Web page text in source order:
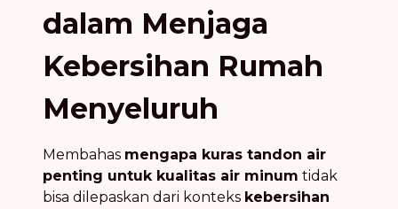
dalam Menjaga
Kebersihan Rumah
Menyeluruh
Membahas mengapa kuras tandon air
penting untuk kualitas air minum tidak
bisa dilepaskan dari konteks kebersihan